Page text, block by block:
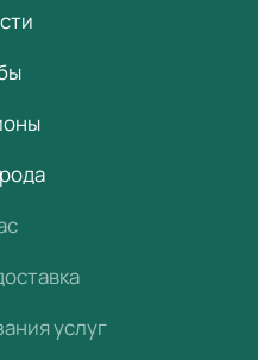
услуг